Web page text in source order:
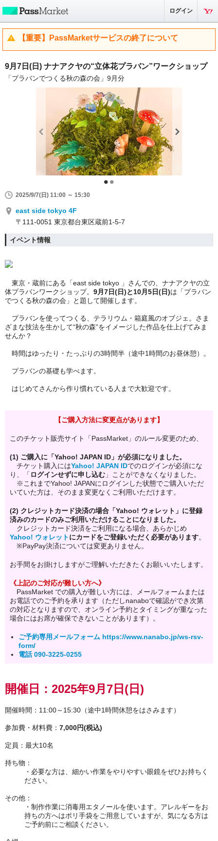
ログイン
【重要】PassMarketサービスの終了について
9月7日(日) ナナアクヤの“立体花プラバン”ワークショップ
「プラバンでつくる秋の森の会」9月分
2025/9/7(日) 11:00 ～ 15:30
east side tokyo 4F
〒111-0051 東京都台東区蔵前1-5-7
イベント情報
東京・蔵前にある「east side tokyo 」さんでの、ナナアクヤの立
体プラバンワークショップ。 9月7日(日)と10月5日(日)は「プラバン
でつくる秋の森の会」と題して開催します。
プラバンを使ってつくる、テラリウム・箱庭風のオブジェ。さま
ざまな技法を生かして“秋の森”をイメージした作品を仕上げてみま
せんか？
時間はゆったり・たっぷりの3時間半（途中1時間のお昼休憩）。
プラバンの基礎も学べます。
はじめてさんから作り慣れている人まで大歓迎です。
【ご購入方法に変更点があります】
このチケット販売サイト「PassMarket」のルール変更のため、
(1) ご購入に「Yahoo! JAPAN ID」が必須になりました。
チケット購入にはYahoo! JAPAN IDでのログインが必須にな
り、「 ログインせずに申し込む 」ことができなくなりました。
※これまでYahoo! JAPANにログインした状態でご購入いただ
いていた方は、そのまま変更なくご利用いただけます。
(2) クレジットカード決済の場合「Yahoo! ウォレット」に登録
済みのカードのみご利用いただけることになりました。
クレジットカード決済をご利用になる場合、あらかじめ
Yahoo! ウォレットにカードをご登録いただく必要があります。
※PayPay決済については変更ありません。
お手間をお掛けしますがご理解いただきたくお願いいたします。
《上記のご対応が難しい方へ》
PassMarket での購入が難しい方には、メールフォームまたは
お電話でのご予約を承ります（ただしnanaboで確認ができ次第
の対応となりますので、オンライン予約とタイミングが重なった
場合にはお席が確保できないことがあります）。
ご予約専用メールフォーム https://www.nanabo.jp/ws-rsv-
form/
電話 090-3225-0255
開催日：2025年9月7日(日)
開催時間：11:00～15:30（途中1時間休憩をはさみます）
参加費・材料費： 7,000円(税込)
定員：最大10名
持ち物：
・必要な方は、細かい作業をやりやすい眼鏡をぜひお持ちく
ださい。
その他：
・制作作業に消毒用エタノールを使います。アレルギーをお
持ちの方へはポリ手袋をご用意していますが、気になる方は
ご予約前にご相談ください。